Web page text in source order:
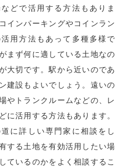
どで活用する方法もありま
インパーキングやコインラン
活用方法もあって多種多様で
まず何に適している土地なの
大切です。駅から近いのであ
建設もよいでしょう。遠いの
やトランクルームなどの、レ
に活用する方法もあります。
に詳しい専門家に相談をし
する土地を有効活用したい場
ているのかをよく相談するこ